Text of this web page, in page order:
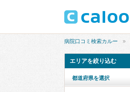
病院口コミ検索カルー
エリアを絞り込む
都道府県を選択